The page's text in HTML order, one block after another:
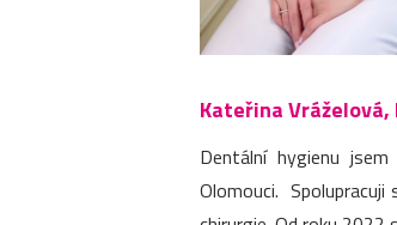
Kateřina Vráželová,
Dentální hygienu
Olomouci.